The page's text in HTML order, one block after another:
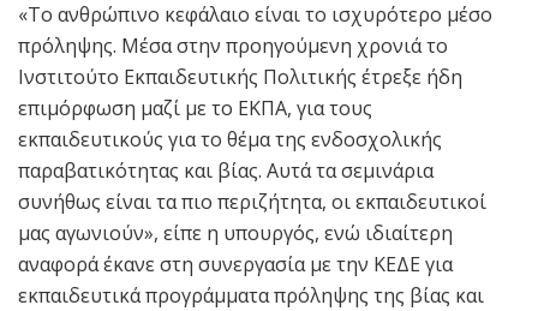
«Το ανθρώπινο κεφάλαιο είναι το ισχυρότερο μέσο
πρόληψης. Μέσα στην προηγούμενη χρονιά το
Ινστιτούτο Εκπαιδευτικής Πολιτικής έτρεξε ήδη
επιμόρφωση μαζί με το ΕΚΠΑ, για τους
εκπαιδευτικούς για το θέμα της ενδοσχολικής
παραβατικότητας και βίας. Αυτά τα σεμινάρια
συνήθως είναι τα πιο περιζήτητα, οι εκπαιδευτικοί
μας αγωνιούν», είπε η υπουργός, ενώ ιδιαίτερη
αναφορά έκανε στη συνεργασία με την ΚΕΔΕ για
εκπαιδευτικά προγράμματα πρόληψης της βίας και